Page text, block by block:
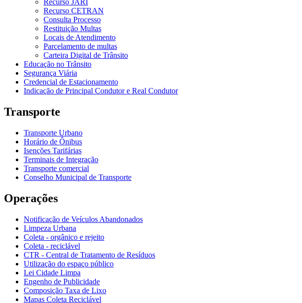
Recurso JARI
Recurso CETRAN
Consulta Processo
Restituição Multas
Locais de Atendimento
Parcelamento de multas
Carteira Digital de Trânsito
Educação no Trânsito
Segurança Viária
Credencial de Estacionamento
Indicação de Principal Condutor e Real Condutor
Transporte
Transporte Urbano
Horário de Ônibus
Isenções Tarifárias
Terminais de Integração
Transporte comercial
Conselho Municipal de Transporte
Operações
Notificação de Veículos Abandonados
Limpeza Urbana
Coleta - orgânico e rejeito
Coleta - reciclável
CTR - Central de Tratamento de Resíduos
Utilização do espaço público
Lei Cidade Limpa
Engenho de Publicidade
Composição Taxa de Lixo
Mapas Coleta Reciclável